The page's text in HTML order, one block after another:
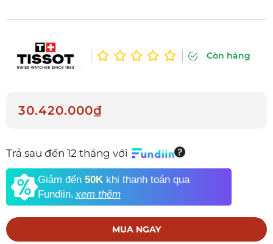
Còn hàng
30.420.000₫
Trả sau đến 12 tháng với
Giảm đến 50K khi thanh toán qua
Fundiin.xem thêm
MUA NGAY